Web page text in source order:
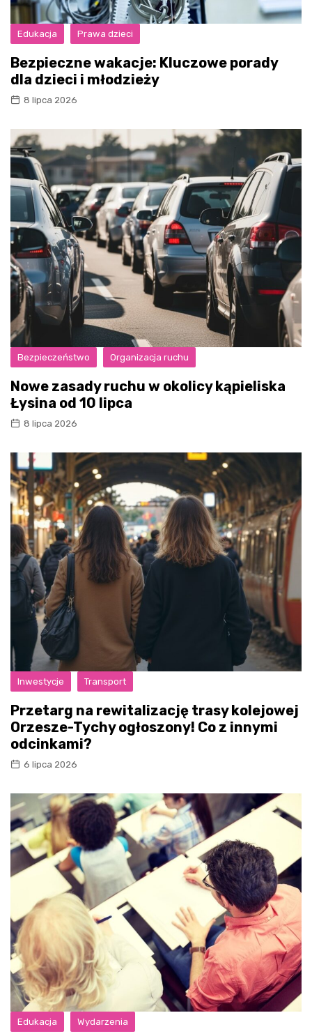
Edukacja Prawa dzieci
Bezpieczne wakacje: Kluczowe porady
dla dzieci i młodzieży
8 lipca 2026
Bezpieczeństwo Organizacja ruchu
Nowe zasady ruchu w okolicy kąpieliska
Łysina od 10 lipca
8 lipca 2026
Inwestycje Transport
Przetarg na rewitalizację trasy kolejowej
Orzesze-Tychy ogłoszony! Co z innymi
odcinkami?
6 lipca 2026
Edukacja Wydarzenia